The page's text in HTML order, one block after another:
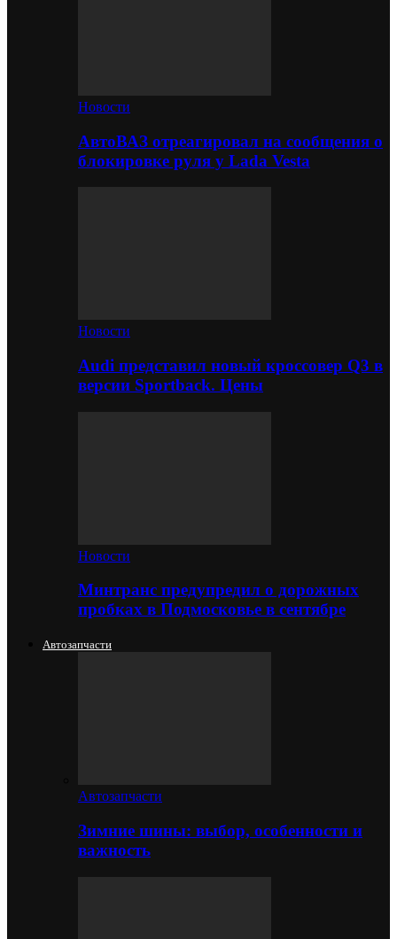
Новости
АвтоВАЗ отреагировал на сообщения о
блокировке руля у Lada Vesta
Новости
Audi представил новый кроссовер Q3 в
версии Sportback. Цены
Новости
Минтранс предупредил о дорожных
пробках в Подмосковье в сентябре
Автозапчасти
Автозапчасти
Зимние шины: выбор, особенности и
важность